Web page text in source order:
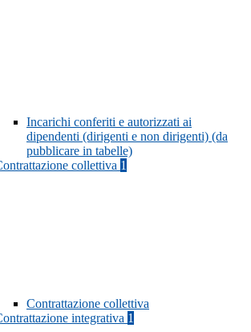
Incarichi conferiti e autorizzati ai
dipendenti (dirigenti e non dirigenti) (da
pubblicare in tabelle)
collettiva 1
Contrattazione collettiva
integrativa 1